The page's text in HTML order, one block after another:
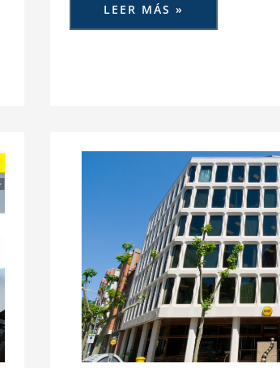
LEER MÁS »
EL
RESIDUOS
URBANOS
MARCAN
LAS
PREOCUPACIONES
LEGALES
DE
LOS
ESPAÑOLES
EN
2025